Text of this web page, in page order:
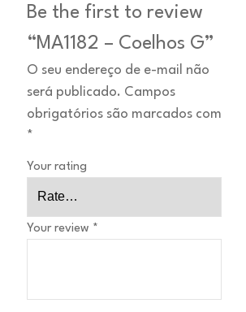
Be the first to review
“MA1182 – Coelhos G”
O seu endereço de e-mail não
será publicado. Campos
obrigatórios são marcados com
*
Your rating
Your review *